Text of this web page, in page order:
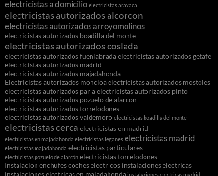
electricistas a domicilio electricistas aravaca
electricistas autorizados alcorcon
electricistas autorizados arroyomolinos
electricistas autorizados boadilla del monte
electricistas autorizados coslada
electricistas autorizados fuenlabradaelectricistas autorizados getafe
electricistas autorizados madrid
electricistas autorizados majadahonda
Electricistas autorizados moncloaelectricistas autorizados mostoles
electricistas autorizados parlaelectricistas autorizados pinto
electricistas autorizados pozuelo de alarcon
electricistas autorizados torrelodones
electricistas autorizados valdemoro electricistas boadilla del monte
electricistas cerca electricistas en madrid
electricistas en majadahonda electricistas leganes electricistas madrid
electricistas majadahonda electricistas particulares
electricistas pozuelo de alarcón electricistas torrelodones
Instalacion enchufes coches electricos instalaciones electricas
instalaciones electricas en majadahonda instalaciones electricas madrid